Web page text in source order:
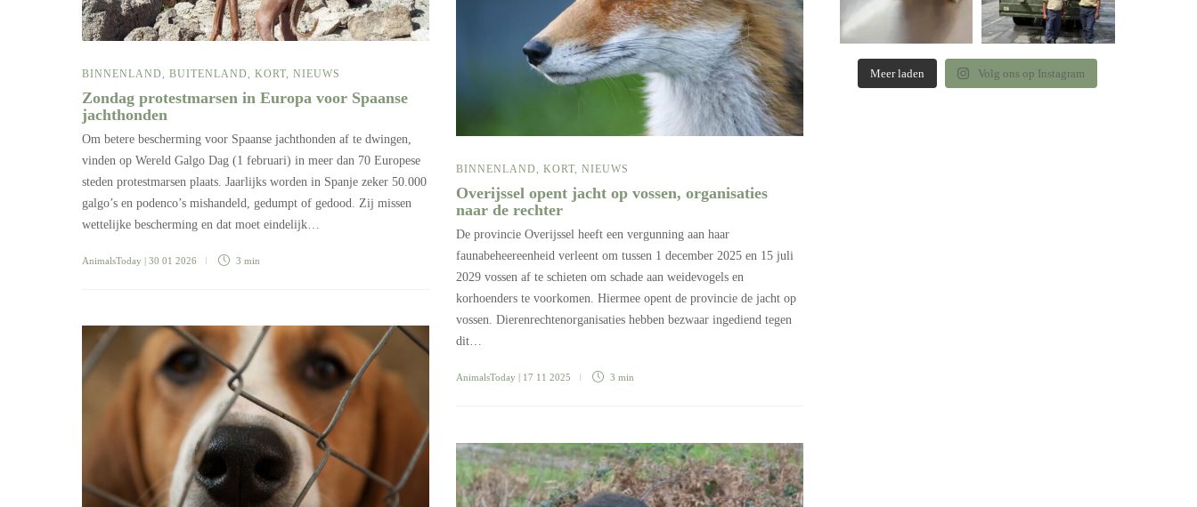
BINNENLAND BUITENLAND KORT NIEUWS
Zondag protestmarsen in Europa voor Spaanse
jachthonden
Om betere bescherming voor Spaanse jachthonden af te dwingen,
vinden op Wereld Galgo Dag (1 februari) in meer dan 70 Europese
steden protestmarsen plaats. Jaarlijks worden in Spanje zeker 50.000
galgo’s en podenco’s mishandeld, gedumpt of gedood. Zij missen
wettelijke bescherming en dat moet eindelijk…
AnimalsToday | 30 01 2026 3 min
BINNENLAND, KORT, NIEUWS
Overijssel opent jacht op vossen, organisaties
naar de rechter
De provincie Overijssel heeft een vergunning aan haar
faunabeheereenheid verleent om tussen 1 december 2025 en 15 juli
2029 vossen af te schieten om schade aan weidevogels en
korhoenders te voorkomen. Hiermee opent de provincie de jacht op
vossen. Dierenrechtenorganisaties hebben bezwaar ingediend tegen
dit…
AnimalsToday | 17 11 2025 3 min
Meer laden Volg ons op Instagram